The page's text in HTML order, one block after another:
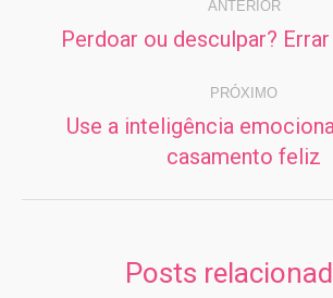
ANTERIOR
Post
Perdoar ou desculpar?
PRÓXIMO
Próximo
post:
Use a inteligência
casamento feliz
Posts